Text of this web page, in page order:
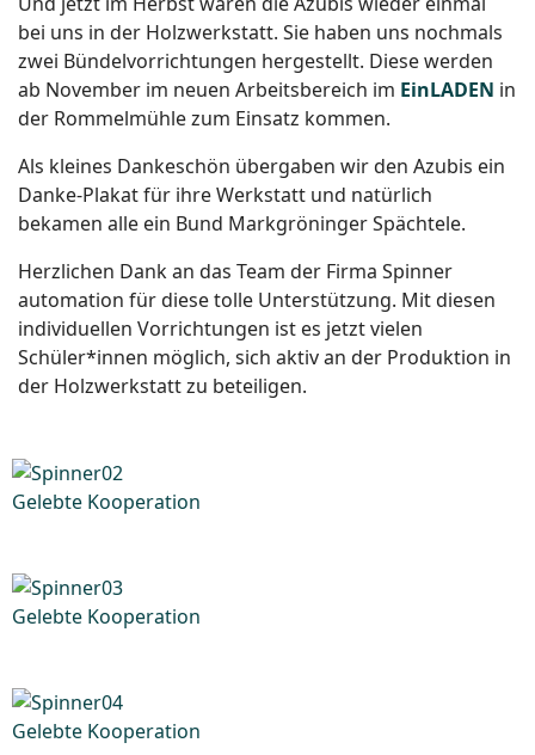
bei uns in der Holzwerkstatt. Sie haben uns nochmals
zwei Bündelvorrichtungen hergestellt. Diese werden
ab November im neuen Arbeitsbereich im EinLADEN in
der Rommelmühle zum Einsatz kommen.
Als kleines Dankeschön übergaben wir den Azubis ein
Danke-Plakat für ihre Werkstatt und natürlich
bekamen alle ein Bund Markgröninger Spächtele.
Herzlichen Dank an das Team der Firma Spinner
automation für diese tolle Unterstützung. Mit diesen
individuellen Vorrichtungen ist es jetzt vielen
Schüler*innen möglich, sich aktiv an der Produktion in
der Holzwerkstatt zu beteiligen.
Gelebte Kooperation
Gelebte Kooperation
Gelebte Kooperation